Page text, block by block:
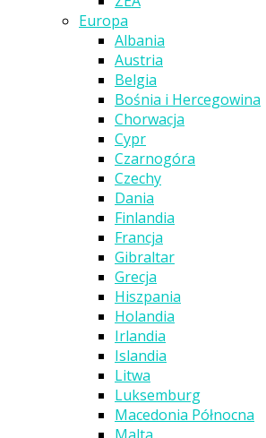
Europa
Albania
Austria
Belgia
Bośnia i Hercegowina
Chorwacja
Cypr
Czarnogóra
Czechy
Dania
Finlandia
Francja
Gibraltar
Grecja
Hiszpania
Holandia
Irlandia
Islandia
Litwa
Luksemburg
Macedonia Północna